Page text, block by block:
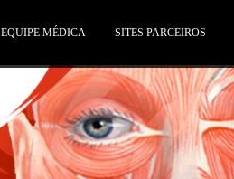
EQUIPE MÉDICA SITES PARCEIROS